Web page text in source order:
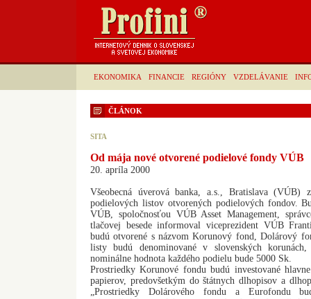
EKONOMIKA FINANCIE REGIÓNY VZDELÁVANIE
ČLÁNOK
SITA
Od mája nové otvorené podielové fondy VÚB
20. apríla 2000
Všeobecná úverová banka, a.s., Bratislava (VÚB)
podielových listov otvorených podielových fondov.
VÚB, spoločnosťou VÚB Asset Management,
tlačovej besede informoval viceprezident VÚB
budú otvorené s názvom Korunový fond, Dolárový
listy budú denominované v slovenských
nominálne hodnota každého podielu bude 5000 Sk.
Prostriedky Korunové fondu budú investované
papierov, predovšetkým do štátnych dlhopisov a
„Prostriedky Dolárového fondu a Eurofondu